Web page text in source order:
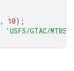
, 10);
'USFS/GTAC/